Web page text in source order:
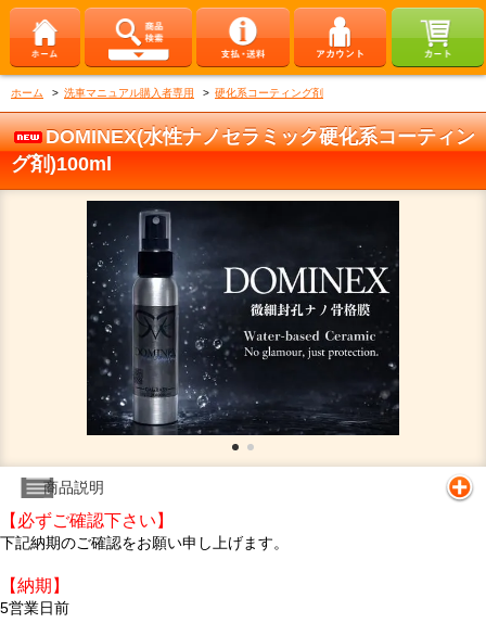
ホーム > 洗車マニュアル購入者専用 > 硬化系コーティング剤
DOMINEX(水性ナノセラミック硬化系コーティン
グ剤)100ml
商品説明
【必ずご確認下さい】
下記納期のご確認をお願い申し上げます。
【納期】
5営業日前